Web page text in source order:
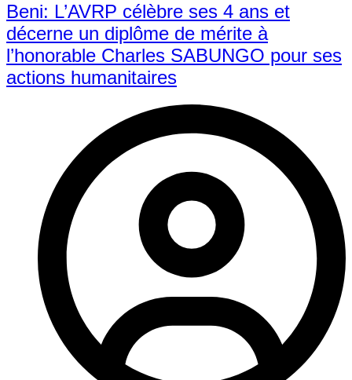
Beni: L’AVRP célèbre ses 4 ans et
décerne un diplôme de mérite à
l’honorable Charles SABUNGO pour ses
actions humanitaires